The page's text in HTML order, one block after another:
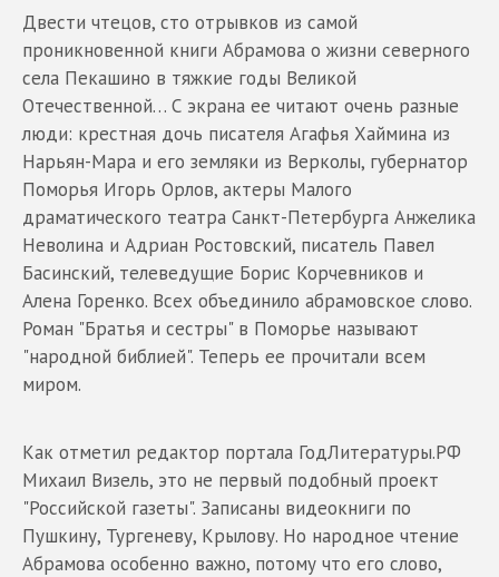
Двести чтецов, сто отрывков из самой
проникновенной книги Абрамова о жизни северного
села Пекашино в тяжкие годы Великой
Отечественной… С экрана ее читают очень разные
люди: крестная дочь писателя Агафья Хаймина из
Нарьян-Мара и его земляки из Верколы, губернатор
Поморья Игорь Орлов, актеры Малого
драматического театра Санкт-Петербурга Анжелика
Неволина и Адриан Ростовский, писатель Павел
Басинский, телеведущие Борис Корчевников и
Алена Горенко. Всех объединило абрамовское слово.
Роман "Братья и сестры" в Поморье называют
"народной библией". Теперь ее прочитали всем
миром.
Как отметил редактор портала ГодЛитературы.РФ
Михаил Визель, это не первый подобный проект
"Российской газеты". Записаны видеокниги по
Пушкину, Тургеневу, Крылову. Но народное чтение
Абрамова особенно важно, потому что его слово,